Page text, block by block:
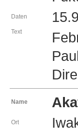
Daten
Text
Name
Ort